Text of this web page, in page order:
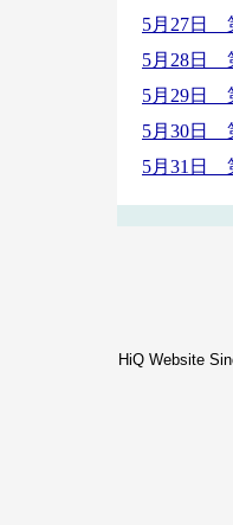
5月27日
5月28日
5月29日
5月30日
5月31日
HiQ Website